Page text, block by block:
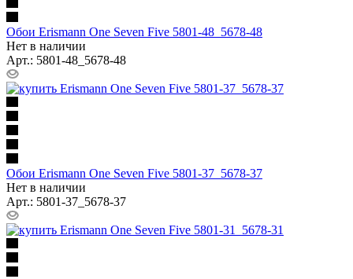
Обои Erismann One Seven Five 5801-48_5678-48
Нет в наличии
Арт.: 5801-48_5678-48
Обои Erismann One Seven Five 5801-37_5678-37
Нет в наличии
Арт.: 5801-37_5678-37